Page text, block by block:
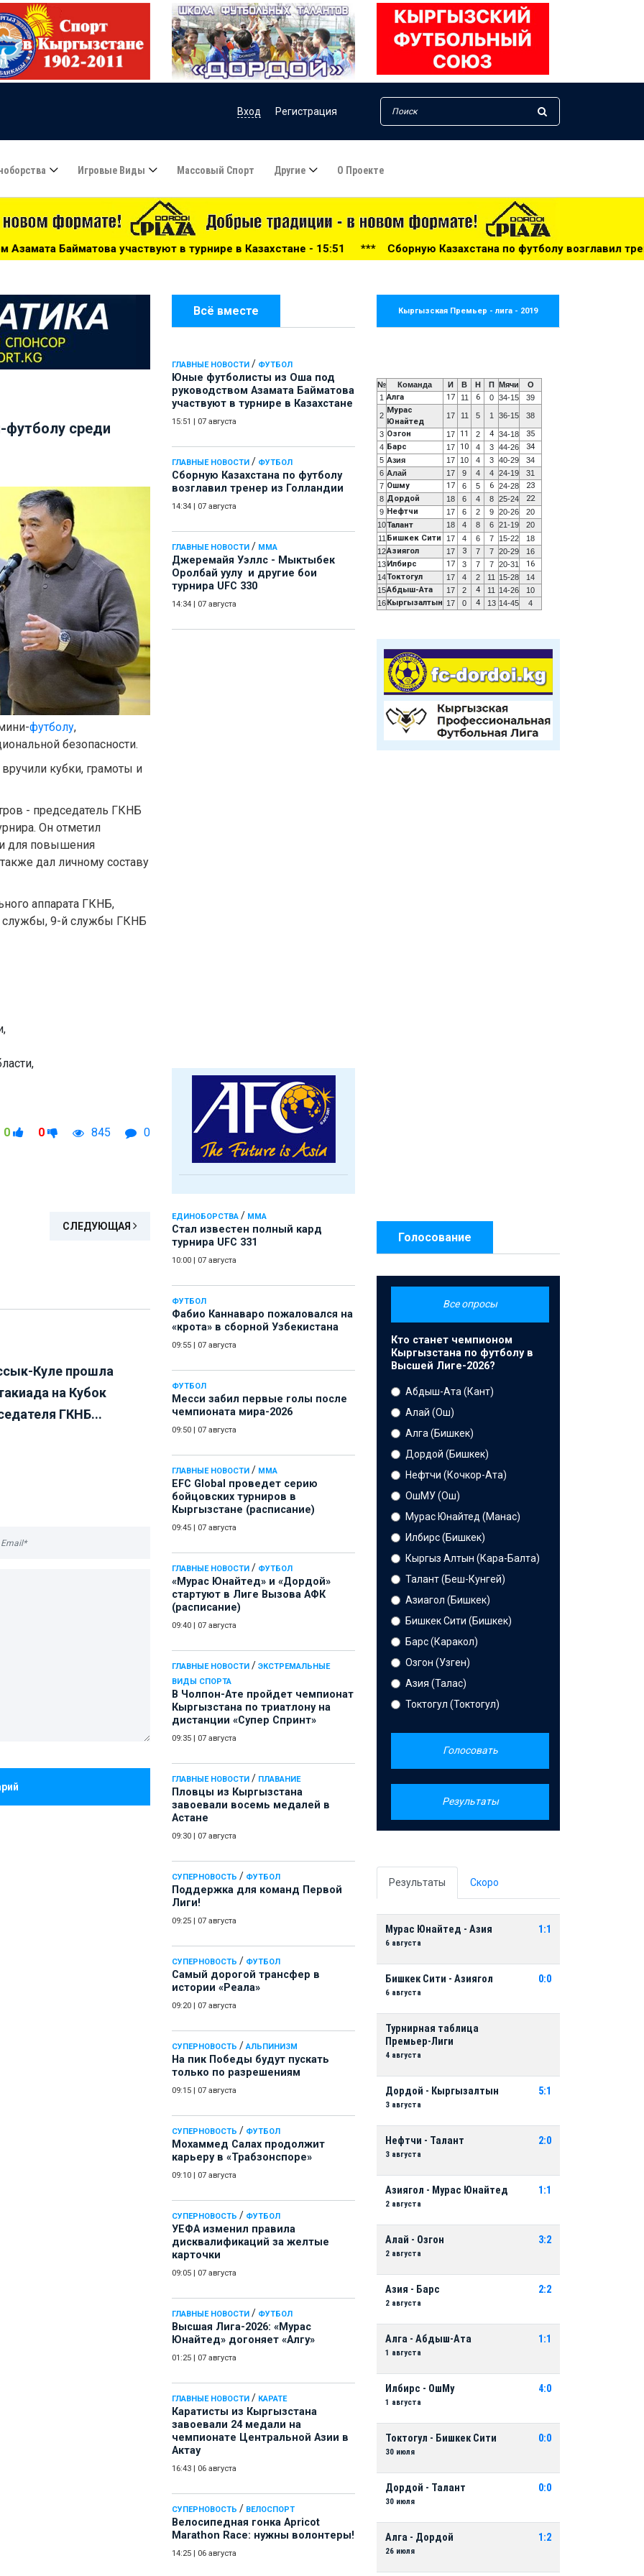
Вход Регистрация
Игровые Виды Массовый Спорт Другие О Проекте
в турнире в Казахстане - 15:51 ***Сборную Казахстана по футболу возглавил тренер из Голландии - 14:34
Всё вместе
ГЛАВНЫЕ НОВОСТИ / ФУТБОЛ
Юные футболисты из Оша под
руководством Азамата Байматова
участвуют в турнире в Казахстане
15:51 07 августа
ГЛАВНЫЕ НОВОСТИ / ФУТБОЛ
Сборную Казахстана по футболу
возглавил тренер из Голландии
14:34 07 августа
ГЛАВНЫЕ НОВОСТИ / ММА
Джеремайя Уэллс - Мыктыбек
Оролбай уулу и другие бои
турнира UFC 330
14:34 07 августа
ЕДИНОБОРСТВА / ММА
Стал известен полный кард
турнира UFC 331
10:00 07 августа
ФУТБОЛ
Фабио Каннаваро пожаловался на
«крота» в сборной Узбекистана
09:55 07 августа
ФУТБОЛ
Месси забил первые голы после
чемпионата мира-2026
09:50 07 августа
ГЛАВНЫЕ НОВОСТИ / ММА
EFC Global проведет серию
бойцовских турниров в
Кыргызстане (расписание)
09:45 07 августа
ГЛАВНЫЕ НОВОСТИ / ФУТБОЛ
«Мурас Юнайтед» и «Дордой»
стартуют в Лиге Вызова АФК
(расписание)
09:40 07 августа
ГЛАВНЫЕ НОВОСТИ / ЭКСТРЕМАЛЬНЫЕ
ВИДЫ СПОРТА
В Чолпон-Ате пройдет чемпионат
Кыргызстана по триатлону на
дистанции «Супер Спринт»
09:35 07 августа
ГЛАВНЫЕ НОВОСТИ / ПЛАВАНИЕ
Пловцы из Кыргызстана
завоевали восемь медалей в
Астане
09:30 07 августа
СУПЕРНОВОСТЬ / ФУТБОЛ
Поддержка для команд Первой
Лиги!
09:25 07 августа
СУПЕРНОВОСТЬ / ФУТБОЛ
Самый дорогой трансфер в
истории «Реала»
09:20 07 августа
СУПЕРНОВОСТЬ / АЛЬПИНИЗМ
На пик Победы будут пускать
только по разрешениям
09:15 07 августа
СУПЕРНОВОСТЬ / ФУТБОЛ
Мохаммед Салах продолжит
карьеру в «Трабзонспоре»
09:10 07 августа
СУПЕРНОВОСТЬ / ФУТБОЛ
УЕФА изменил правила
дисквалификаций за желтые
карточки
09:05 07 августа
ГЛАВНЫЕ НОВОСТИ / ФУТБОЛ
Высшая Лига-2026: «Мурас
Юнайтед» догоняет «Алгу»
01:25 07 августа
ГЛАВНЫЕ НОВОСТИ / КАРАТЕ
Каратисты из Кыргызстана
завоевали 24 медали на
чемпионате Центральной Азии в
Актау
16:43 06 августа
СУПЕРНОВОСТЬ / ВЕЛОСПОРТ
Велосипедная гонка Apricot
Marathon Race: нужны волонтеры!
14:25 06 августа
футболу среди
футболу,
безопасности.
кубки, грамоты и
- председатель ГКНБ
Он отметил
для повышения
дал личному составу
аппарата ГКНБ,
службы, 9-й службы ГКНБ
0 0 845 0
СЛЕДУЮЩАЯ
Куле прошла
на Кубок
ГКНБ...
Кыргызская Премьер - лига - 2019
№ Команда И В Н П Мячи
О
1 Алга 17 11 6 0 34-15 39
2
Мурас
Юнайтед
17 11 5 1 36-15 38
3 Озгон 17 11 2 4 34-18 35
4 Барс 17 10 4 3 44-26 34
5 Азия 17 10 4 3 40-29
34
6 Алай 17 9 4 4 24-19
31
7 Ошму 17 6 5 6 24-28 23
8 Дордой 18 6 4 8 25-24 22
9 Нефтчи 17 6 2 9 20-26
20
10Талант 18 4 8 6 21-19
20
11 Бишкек Сити 17 4 6 7 15-22
18
12Азиягол 17 3 7 7 20-29
16
13 Илбирс 17 3 7 7 20-31 16
14Токтогул 17 4 2 11 15-28
14
15Абдыш-Ата 17 2 4 11 14-26
10
16 Кыргызалтын 17 0 4 13 14-45 4
Голосование
Все опросы
Кто станет чемпионом
Кыргызстана по футболу в
Высшей Лиге-2026?
Абдыш-Ата (Кант)
Алай (Ош)
Алга (Бишкек)
Дордой (Бишкек)
Нефтчи (Кочкор-Ата)
ОшМУ (Ош)
Мурас Юнайтед (Манас)
Илбирс (Бишкек)
Кыргыз Алтын (Кара-Балта)
Талант (Беш-Кунгей)
Азиагол (Бишкек)
Бишкек Сити (Бишкек)
Барс (Каракол)
Озгон (Узген)
Азия (Талас)
Токтогул (Токтогул)
Голосовать
Результаты
Результаты Скоро
Мурас Юнайтед - Азия
6 августа
1:1
Бишкек Сити - Азиягол
6 августа
0:0
Турнирная таблица
Премьер-Лиги
4 августа
Дордой - Кыргызалтын
3 августа
5:1
Нефтчи - Талант
3 августа
2:0
Азиягол - Мурас Юнайтед
2 августа
1:1
Алай - Озгон
2 августа
3:2
Азия - Барс
2 августа
2:2
Алга - Абдыш-Ата
1 августа
1:1
Илбирс - ОшМу
1 августа
4:0
Токтогул - Бишкек Сити
30 июля
0:0
Дордой - Талант
30 июля
0:0
Алга - Дордой
26 июля
1:2